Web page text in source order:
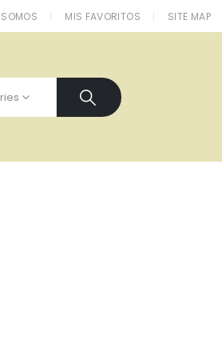
MIS FAVORITOS SITE MAP